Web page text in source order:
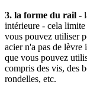
3. la forme du rail -
intérieure - cela
vous pouvez utiliser
acier n'a pas de
que vous pouvez
compris des vis, des
rondelles, etc.